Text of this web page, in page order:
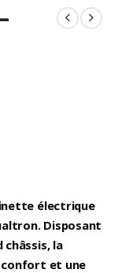
électrique
Disposant
châssis, la
et une